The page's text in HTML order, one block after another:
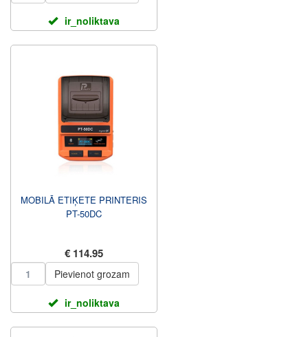
ir_noliktava
MOBILĀ ETIĶETE PRINTERIS
PT-50DC
€ 114.95
Pievienot grozam
ir_noliktava